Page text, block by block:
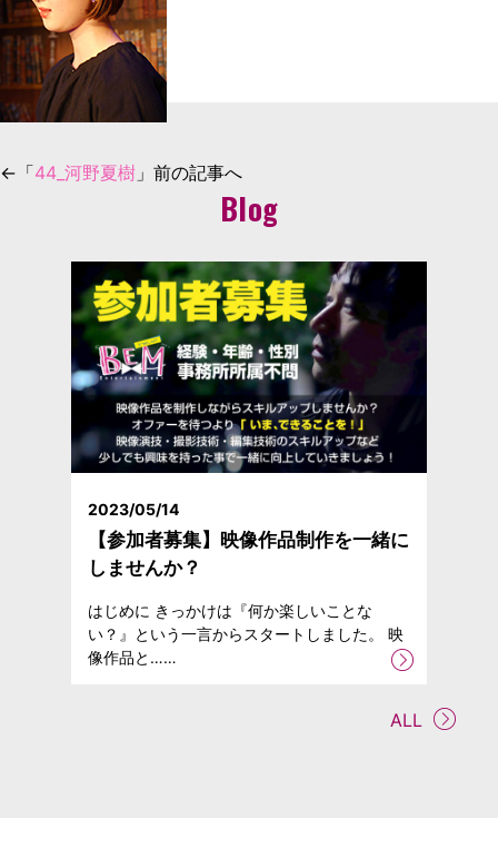
←「44_河野夏樹 」前の記事へ
Blog
2023/05/14
【参加者募集】映像作品制作を一緒に
しませんか？
はじめに きっかけは『何か楽しいことな
い？』という一言からスタートしました。 映
像作品と……
ALL